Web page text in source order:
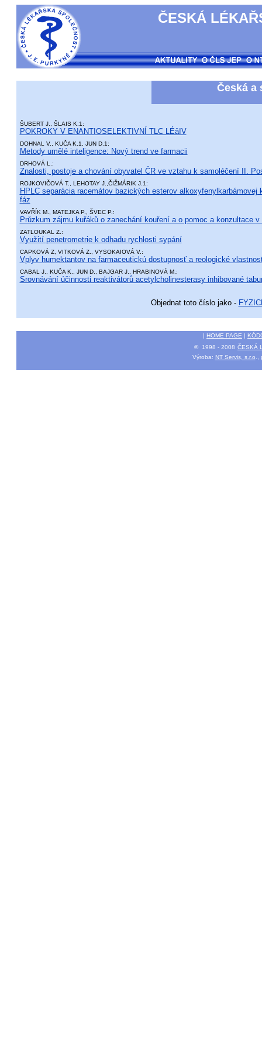
ČESKÁ
Česká a
ŠUBERT J., ŠLAIS K.1:
POKROKY V ENANTIOSELEKTIVNÍ TLC LÉâIV
DOHNAL V., KUČA K.1, JUN D.1:
Metody umělé inteligence: Nový trend ve farmacii
DRHOVÁ L.:
Znalosti, postoje a chování obyvatel ČR ve vztahu k samoléčení II.
ROJKOVIČOVÁ T., LEHOTAY J.,ČIŽMÁRIK J.1:
HPLC separácia racemátov bazických esterov
fáz
VAVŘÍK M., MATEJKA P., ŠVEC P.:
Průzkum zájmu kuřáků o zanechání kouření a o pomoc a konzultace
ZATLOUKAL Z.:
Využití penetrometrie k odhadu rychlosti sypání
CAPKOVÁ Z, VITKOVÁ Z., VYSOKAIOVÁ V.:
Vplyv humektantov na farmaceutickú dostupnosť a reologické
CABAL J., KUČA K., JUN D., BAJGAR J., HRABINOVÁ M.:
Srovnávání účinnosti reaktivátorů acetylcholinesterasy inhibované
Objednat toto číslo jako -
| HOME PAGE |
© 1998 - 2008 ČESKÁ
Výroba: NT Servis, s.r.o